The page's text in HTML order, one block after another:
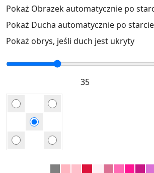
Pokaż Obrazek automatycznie po
Pokaż Ducha automatycznie po starcie
Pokaż obrys, jeśli duch jest ukryty